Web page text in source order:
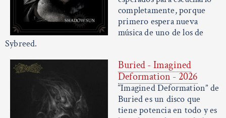
completamente, porque
primero espera nueva
música de uno de los de
Sybreed.
Buried - Imagined
Deformation - 2026
“Imagined Deformation” de
Buried es un disco que
tiene potencia en todo y es